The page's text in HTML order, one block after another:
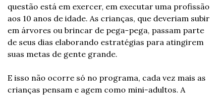
questão está em exercer, em executar uma profissão
aos 10 anos de idade. As crianças, que deveriam subir
em árvores ou brincar de pega-pega, passam parte
de seus dias elaborando estratégias para atingirem
suas metas de gente grande.
E isso não ocorre só no programa, cada vez mais as
crianças pensam e agem como mini-adultos. A